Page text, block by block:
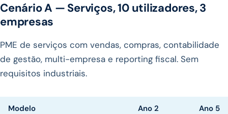
Cenário A — Serviços, 10 utilizadores, 3
empresas
PME de serviços com vendas, compras, contabilidade
de gestão, multi-empresa e reporting fiscal. Sem
requisitos industriais.
Modelo Ano 2 Ano 5